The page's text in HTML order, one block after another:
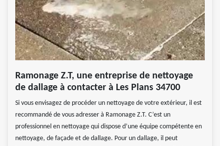
Ramonage Z.T, une entreprise de nettoyage
de dallage à contacter à Les Plans 34700
Si vous envisagez de procéder un nettoyage de votre extérieur, il est
recommandé de vous adresser à Ramonage Z.T. C’est un
professionnel en nettoyage qui dispose d’une équipe compétente en
nettoyage, de façade et de dallage. Pour un dallage, il peut